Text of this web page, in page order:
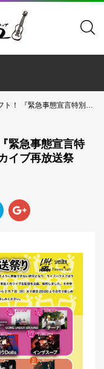
ロフトチャンネルアーカイブ再放送祭り！』開催！
緊急事態宣言特
イブ再放送祭